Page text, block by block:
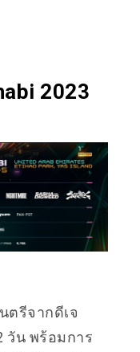
2023
ตรีจากดีเจ
วัน พร้อมการ